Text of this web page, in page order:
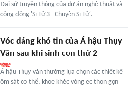
Đại sứ truyền thông của dự án nghệ thuật và
cộng đồng 'Sĩ Tử 3 - Chuyện Sĩ Tử'.
Vóc dáng khó tin của Á hậu Thụy
Vân sau khi sinh con thứ 2
Á hậu Thụy Vân thường lựa chọn các thiết kế
ôm sát cơ thể, khoe khéo vòng eo thon gọn